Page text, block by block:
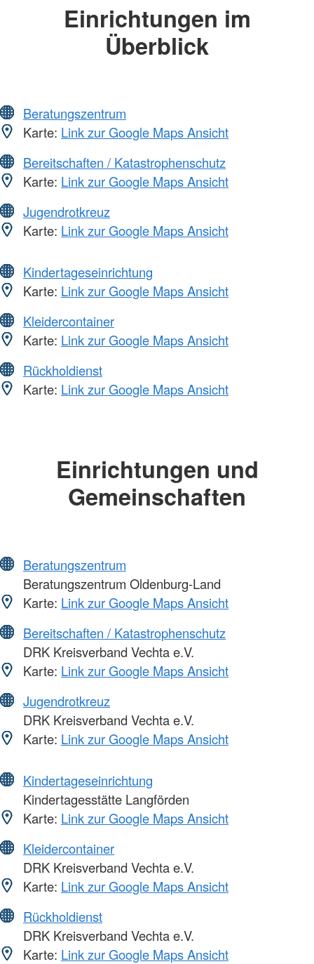
Einrichtungen im
Überblick
Beratungszentrum
Karte: Link zur Google Maps Ansicht
Bereitschaften / Katastrophenschutz
Karte: Link zur Google Maps Ansicht
Jugendrotkreuz
Karte: Link zur Google Maps Ansicht
Kindertageseinrichtung
Karte: Link zur Google Maps Ansicht
Kleidercontainer
Karte: Link zur Google Maps Ansicht
Rückholdienst
Karte: Link zur Google Maps Ansicht
Einrichtungen und
Gemeinschaften
Beratungszentrum
Beratungszentrum Oldenburg-Land
Karte: Link zur Google Maps Ansicht
Bereitschaften / Katastrophenschutz
DRK Kreisverband Vechta e.V.
Karte: Link zur Google Maps Ansicht
Jugendrotkreuz
DRK Kreisverband Vechta e.V.
Karte: Link zur Google Maps Ansicht
Kindertageseinrichtung
Kindertagesstätte Langförden
Karte: Link zur Google Maps Ansicht
Kleidercontainer
DRK Kreisverband Vechta e.V.
Karte: Link zur Google Maps Ansicht
Rückholdienst
DRK Kreisverband Vechta e.V.
Karte: Link zur Google Maps Ansicht